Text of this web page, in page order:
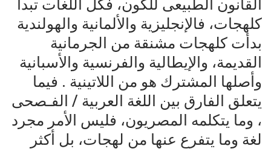
القانون الطبيعى للكون، فكل اللغات تبدأ
كلهجات، فالإنجليزية والألمانية والهولندية
بدأت كلهجات مشنقة من الجرمانية
القديمة، والإيطالية والفرنسية والأسبانية
وأصلها المشترك هو من اللاتينية . فيما
يتعلق الفارق بين اللغة العربية / الفـصحى
، وما يتكلمه المصريون، فليس الأمر مجرد
لغة وما يتفرع عنها من لهجات، بل أكثر